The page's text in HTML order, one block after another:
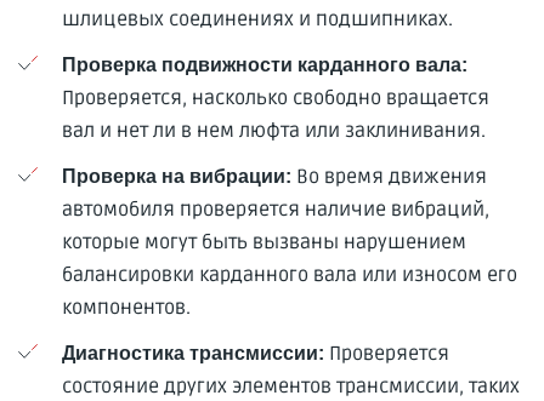
шлицевых соединениях и подшипниках.
Проверка подвижности карданного вала:
Проверяется, насколько свободно вращается
вал и нет ли в нем люфта или заклинивания.
Проверка на вибрации: Во время движения
автомобиля проверяется наличие вибраций,
которые могут быть вызваны нарушением
балансировки карданного вала или износом его
компонентов.
Диагностика трансмиссии: Проверяется
состояние других элементов трансмиссии, таких